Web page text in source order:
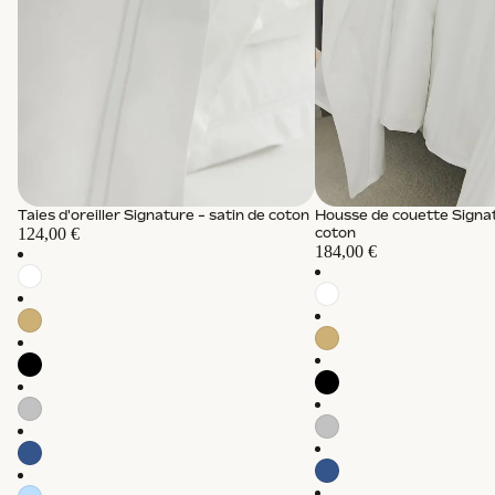
Taies d'oreiller Signature - satin de coton
124,00 €
Housse de couette
coton
184,00 €